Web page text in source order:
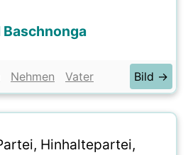
Baschnonga
Nehmen Vater Bild →
Hinhaltepartei,